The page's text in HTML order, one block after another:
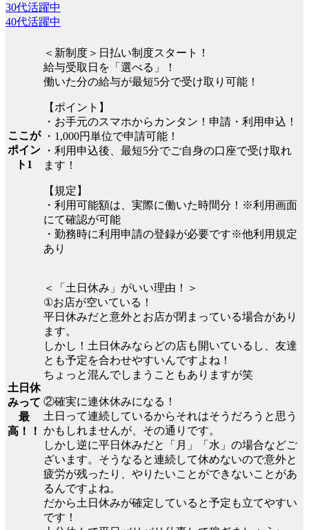
30代活躍中
40代活躍中
ここが
ポイン
ト1
＜新制度＞日払い制度スタート！
給与受取日を「選べる」！
働いた分の給与が最短5分で受け取り可能！
【ポイント】
・お手元のスマホからカンタン！申請・利用申込！
・1,000円単位で申請可能！
・利用申込後、最短5分でご自身の口座で受け取れ
ます！
【規定】
・利用可能額は、実際に働いた時間分！※利用画面
にて確認が可能
・勤務時に利用申請の登録が必要です※他利用規定
あり
土日休
みって
最
高！！
＜「土日休み」がいい理由！＞
①お店が空いている！
平日休みだと意外とお店が閉まっている場合があり
ます。
しかし！土日休みならどの店も開いているし、友達
とも予定を合わせやすいんですよね！
ちょっと混んでしまうこともありますが笑
②確実に連休休みになる！
土日って連続しているからそれはそうだろうと思う
かもしれませんが、その通りです。
しかし逆に平日休みだと「月」「水」の場合などご
ざいます。そうなると連続して休めないので意外と
疲労が残ったり、やりたいことができないことがあ
るんですよね。
だから土日休みが確定していると予定も立てやすい
です！